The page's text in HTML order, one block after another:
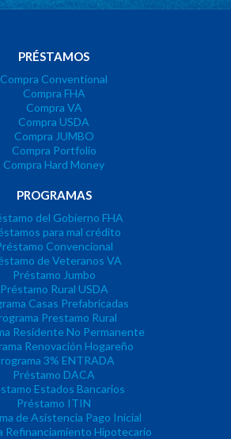
PRÉSTAMOS
Compra Conventional
Compra FHA
Compra VA
Compra USDA
Compra JUMBO
Compra Portfolio
Compra Hard Money
PROGRAMAS
del Gobierno FHA
para mal crédito
Convencional
de Veteranos VA
Préstamo Jumbo
Préstamo Rural USDA
Casas Prefabricadas
Prestamo Rural
Residente No Permanente
Renovación Hogareño
3% ENTRADA
Préstamo DACA
Estados Bancarios
Préstamo ITIN
de Asistencia Pago Inicial
Refinanciamiento Hipotecario